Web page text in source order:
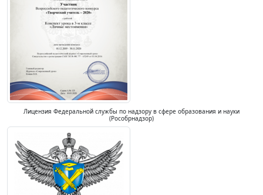
Лицензия Федеральной службы по надзору в сфере образования и науки
(Рособрнадзор)